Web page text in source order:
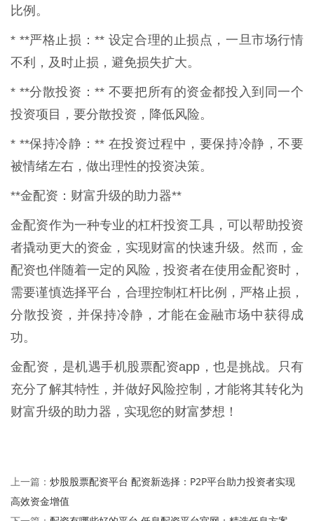
比例。
* **严格止损：** 设定合理的止损点，一旦市场行情
不利，及时止损，避免损失扩大。
* **分散投资：** 不要把所有的资金都投入到同一个
投资项目，要分散投资，降低风险。
* **保持冷静：** 在投资过程中，要保持冷静，不要
被情绪左右，做出理性的投资决策。
**金配资：财富升级的助力器**
金配资作为一种专业的杠杆投资工具，可以帮助投资
者撬动更大的资金，实现财富的快速升级。然而，金
配资也伴随着一定的风险，投资者在使用金配资时，
需要谨慎选择平台，合理控制杠杆比例，严格止损，
分散投资，并保持冷静，才能在金融市场中获得成
功。
金配资，是机遇手机股票配资app，也是挑战。只有
充分了解其特性，并做好风险控制，才能将其转化为
财富升级的助力器，实现您的财富梦想！
上一篇： 炒股股票配资平台 配资新选择：P2P平台助力投资者实现
高效资金增值